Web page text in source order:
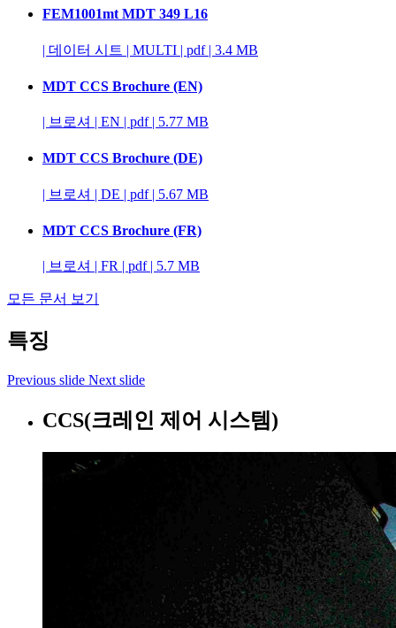
FEM1001mt MDT 349 L16
| 데이터 시트 | MULTI | pdf | 3.4 MB
MDT CCS Brochure (EN)
| 브로셔 | EN | pdf | 5.77 MB
MDT CCS Brochure (DE)
| 브로셔 | DE | pdf | 5.67 MB
MDT CCS Brochure (FR)
| 브로셔 | FR | pdf | 5.7 MB
모든 문서 보기
특징
Previous slide Next slide
CCS(크레인 제어 시스템)